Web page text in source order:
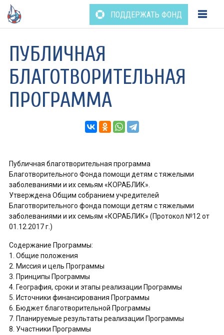
Перейти
содержанию
ПОДДЕРЖАТЬ ФОНД
ПУБЛИЧНАЯ
БЛАГОТВОРИТЕЛЬНАЯ
ПРОГРАММА
Публичная благотворительная программа
Благотворительного Фонда помощи детям с тяжелыми
заболеваниями и их семьям «КОРАБЛИК».
Утверждена Общим собранием учредителей
Благотворительного фонда помощи детям с тяжелыми
заболеваниями и их семьям «КОРАБЛИК» (Протокол №12 от
01.12.2017 г.)
Содержание Программы:
1. Общие положения
2. Миссия и цель Программы
3. Принципы Программы
4. География, сроки и этапы реализации Программы
5. Источники финансирования Программы
6. Бюджет благотворительной Программы
7. Планируемые результаты реализации Программы
8. Участники Программы